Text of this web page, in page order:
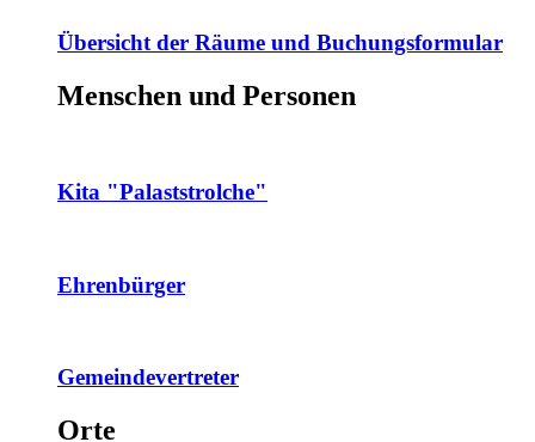
Übersicht der Räume und Buchungsformular
Menschen und Personen
Kita "Palaststrolche"
Ehrenbürger
Gemeindevertreter
Orte